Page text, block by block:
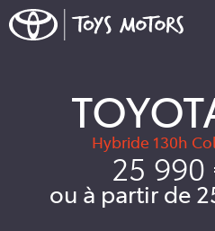
Hybride 130h
25 990
ou à partir de